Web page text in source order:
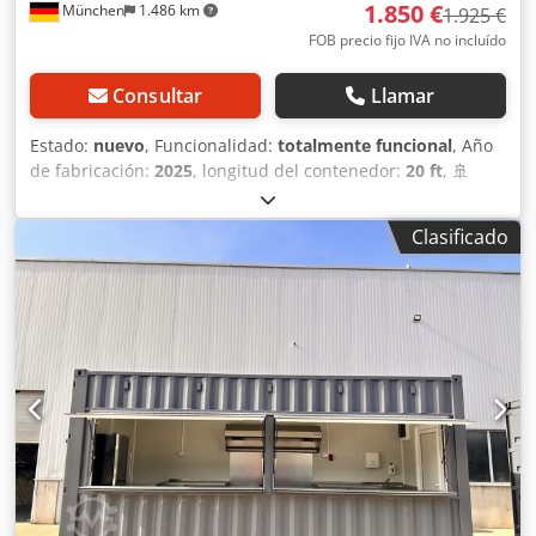
München 1.486 km 1.850 €1.925 €
FOB precio fijo IVA no incluído
Consultar Llamar
Estado: nuevo, Funcionalidad: totalmente funcional, Año
de fabricación: 2025, longitud del contenedor: 20 ft, 🚢
Contenedor marítimo de 20 pies – como nuevo (fabricado
en 2026) – ¡disponible inmediatamente! Contenedor
marítimo de alta calidad en condiciones casi nuevas, ideal
como almacén, taller, contenedor para obras o para el
transporte profesional. Csdpfjwu Uy Uox Akksrf ⭐ Sus
ventajas de un vistazo 🆕 Fabricado en 2026 – como nuevo
💪 Estructura de acero muy resistente (espesor de pared
de 2 mm) 🌧️ Resistente al viento y al agua 🔐 Cierre seguro
con cerrojo de puerta de 4 puntos 🚚 Con placa CSC –
transportable a nivel mundial 🌬️ Con ventilación para
evitar la humedad 🪵 Suelo de madera de alta calidad 🛠️
Bolsillos para carretilla elevadora en el suelo 📏
Dimensiones y datos técnicos 📐 Dimensiones exteriores:
6.058 × 2.438 × 2.591 mm 📦 Dimensiones interiores: 5.898
Clasificado